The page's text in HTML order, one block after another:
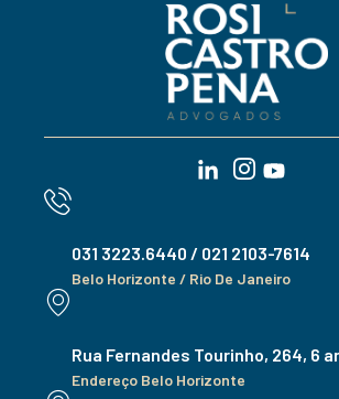
031 3223.6440 / 021 2103-7614
Belo Horizonte / Rio De Janeiro
Rua Fernandes Tourinho, 264, 6
Endereço Belo Horizonte